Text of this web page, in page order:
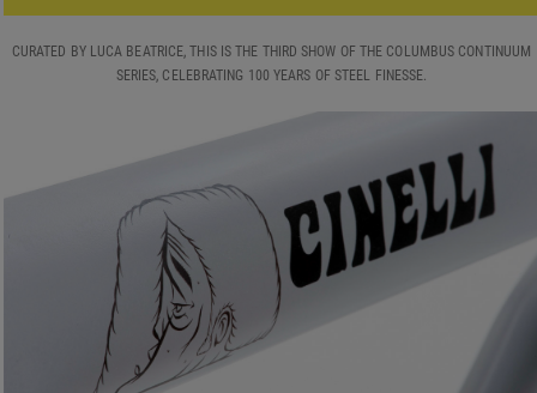
CURATED BY LUCA BEATRICE, THIS IS THE THIRD SHOW OF THE COLUMBUS CONTINUUM
SERIES, CELEBRATING 100 YEARS OF STEEL FINESSE.